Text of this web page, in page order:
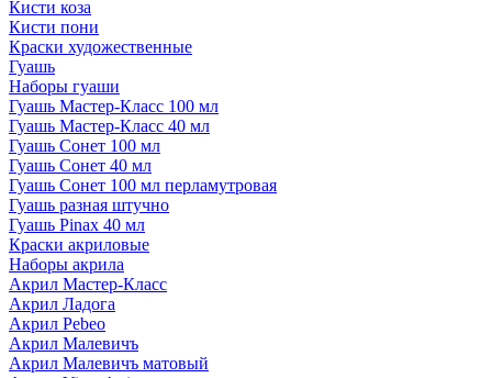
Кисти коза
Кисти пони
Краски художественные
Гуашь
Наборы гуаши
Гуашь Мастер-Класс 100 мл
Гуашь Мастер-Класс 40 мл
Гуашь Сонет 100 мл
Гуашь Сонет 40 мл
Гуашь Сонет 100 мл перламутровая
Гуашь разная штучно
Гуашь Pinax 40 мл
Краски акриловые
Наборы акрила
Акрил Мастер-Класс
Акрил Ладога
Акрил Pebeo
Акрил Малевичъ
Акрил Малевичъ матовый